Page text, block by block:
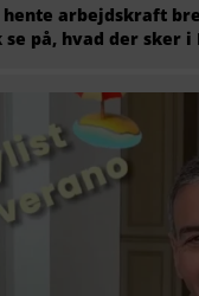
arbejdskraft
se på, hvad der sker i